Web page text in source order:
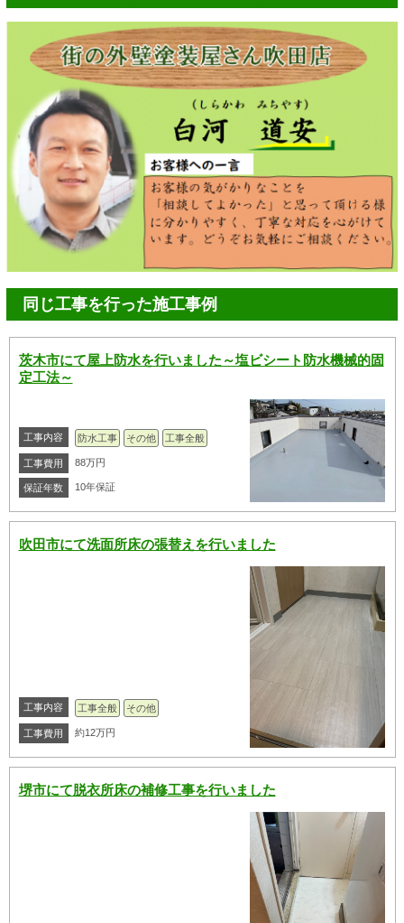
同じ工事を行った施工事例
茨木市にて屋上防水を行いました～塩ビシート防水機械的固
定工法～
工事内容 防水工事 その他 工事全般
工事費用 88万円
保証年数 10年保証
吹田市にて洗面所床の張替えを行いました
工事内容 工事全般 その他
工事費用 約12万円
堺市にて脱衣所床の補修工事を行いました